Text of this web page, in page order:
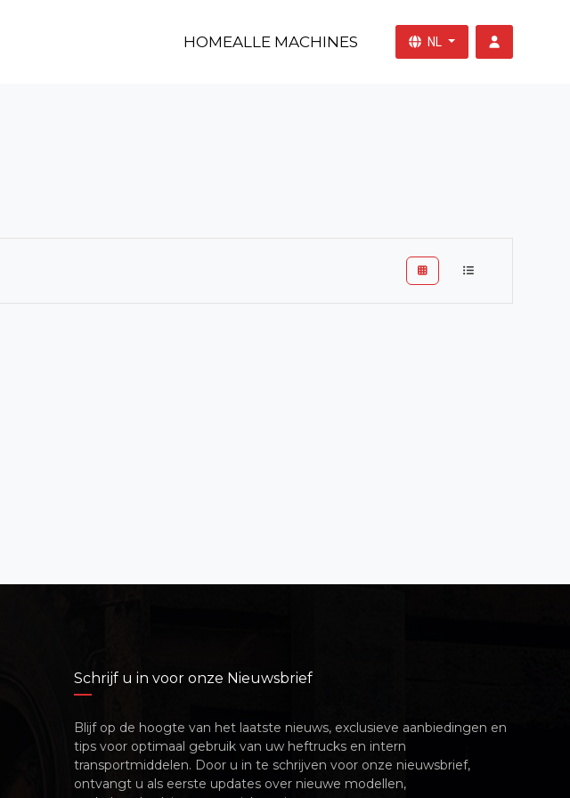
HOMEALLE MACHINES NL
Schrijf u in voor onze Nieuwsbrief
Blijf op de hoogte van het laatste nieuws, exclusieve aanbiedingen en
tips voor optimaal gebruik van uw heftrucks en intern
transportmiddelen. Door u in te schrijven voor onze nieuwsbrief,
ontvangt u als eerste updates over nieuwe modellen,